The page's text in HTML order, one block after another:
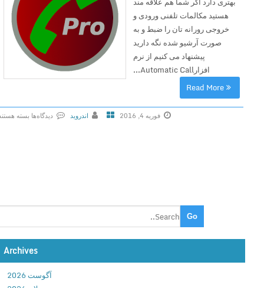
C
a
l
R
e
o
r
2
.
1
هستید مکالمات تلفنی ورودی و
خروجی رورانه تان را ضبط و به
صورت آرشیو شده نگه دارید
پیشنهاد می کنیم از نرم
Read More
فوریه 4, 2016 اندروید
دیدگاه‌ها
ل
و
A
u
بسته هستند
Archives
آگوست 2026